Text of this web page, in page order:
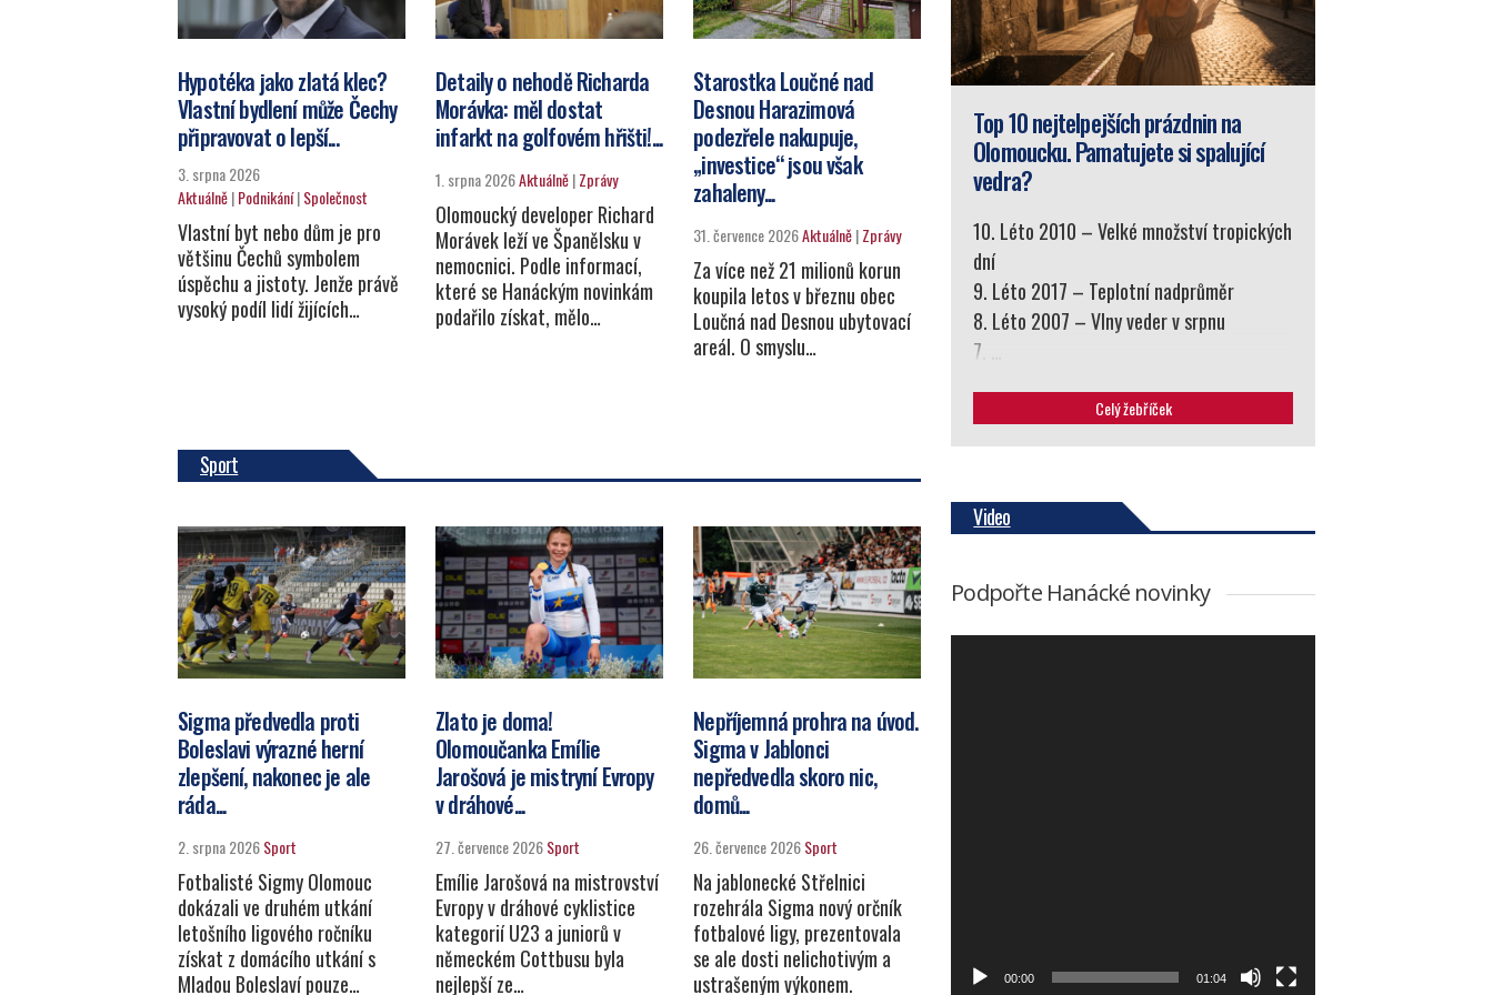
Hypotéka jako zlatá klec?
Vlastní bydlení může Čechy
připravovat o lepší...
3. srpna 2026
Aktuálně|Podnikání|Společnost
Vlastní byt nebo dům je pro
většinu Čechů symbolem
úspěchu a jistoty. Jenže právě
vysoký podíl lidí žijících…
Detaily o nehodě Richarda
Morávka: měl dostat
infarkt na golfovém hřišti!...
1. srpna 2026Aktuálně|Zprávy
Olomoucký developer Richard
Morávek leží ve Španělsku v
nemocnici. Podle informací,
které se Hanáckým novinkám
podařilo získat, mělo…
Starostka Loučné nad
Desnou Harazimová
podezřele nakupuje,
„investice“ jsou však
zahaleny...
31. července 2026Aktuálně|Zprávy
Za více než 21 milionů korun
koupila letos v březnu obec
Loučná nad Desnou ubytovací
areál. O smyslu…
Sport
Sigma předvedla proti
Boleslavi výrazné herní
zlepšení, nakonec je ale
ráda...
2. srpna 2026Sport
Fotbalisté Sigmy Olomouc
dokázali ve druhém utkání
letošního ligového ročníku
získat z domácího utkání s
Mladou Boleslaví pouze…
Zlato je doma!
Olomoučanka Emílie
Jarošová je mistryní Evropy
v dráhové...
27. července 2026Sport
Emílie Jarošová na mistrovství
Evropy v dráhové cyklistice
kategorií U23 a juniorů v
německém Cottbusu byla
nejlepší ze…
Nepříjemná prohra na úvod.
Sigma v Jablonci
nepředvedla skoro nic,
domů...
26. července 2026Sport
Na jablonecké Střelnici
rozehrála Sigma nový orčník
fotbalové ligy, prezentovala
se ale dosti nelichotivým a
ustrašeným výkonem.
Top 10 nejtelpejších prázdnin na
Olomoucku. Pamatujete si spalující
vedra?
10. Léto 2010 – Velké množství tropických
dní
9. Léto 2017 – Teplotní nadprůměr
8. Léto 2007 – Vlny veder v srpnu
7. …
Celý žebříček
Video
Podpořte Hanácké novinky
00:00 01:04